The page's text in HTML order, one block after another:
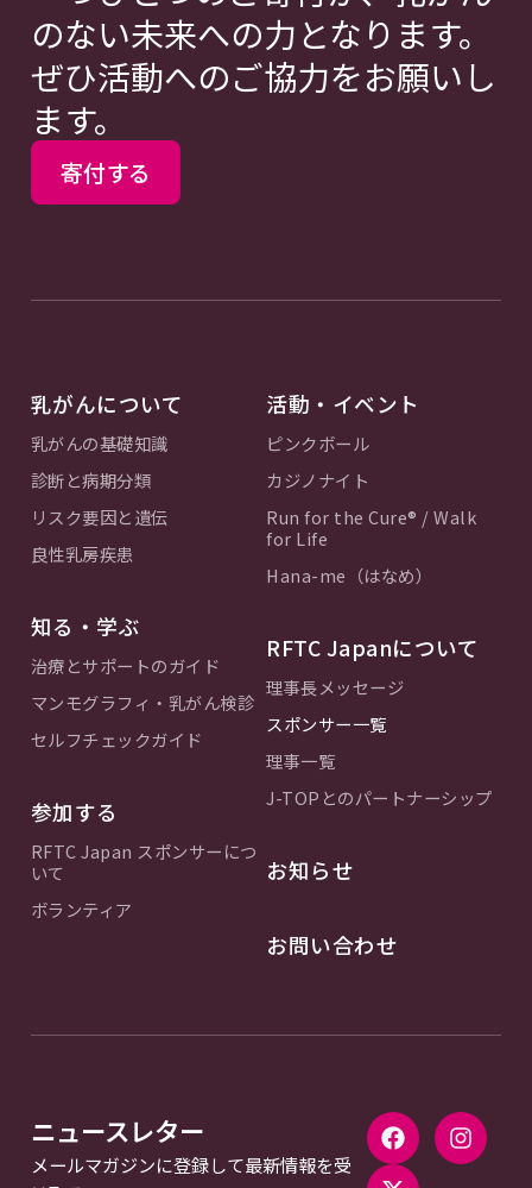
のない未来への力となります。
ぜひ活動へのご協力をお願いし
ます。
寄付する
乳がんについて
乳がんの基礎知識
診断と病期分類
リスク要因と遺伝
良性乳房疾患
知る・学ぶ
治療とサポートのガイド
マンモグラフィ・乳がん検診
セルフチェックガイド
参加する
RFTC Japan スポンサーにつ
いて
ボランティア
活動・イベント
ピンクボール
カジノナイト
Run for the Cure® / Walk
for Life
Hana-me（はなめ）
RFTC Japanについて
理事長メッセージ
スポンサー一覧
理事一覧
J-TOPとのパートナーシップ
お知らせ
お問い合わせ
ニュースレター
メールマガジンに登録して最新情報を受